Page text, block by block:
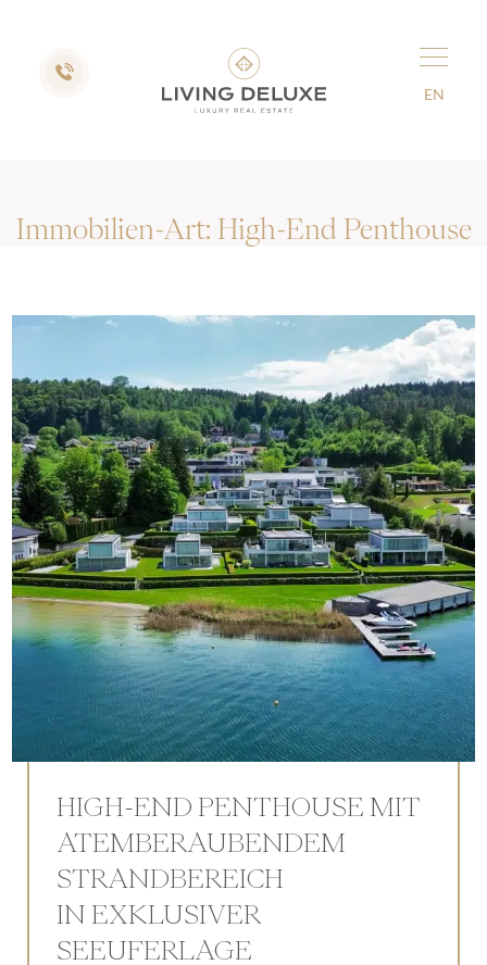
EN
Immobilien-Art: High-End Penthouse
HIGH-END PENTHOUSE MIT
ATEMBERAUBENDEM
STRANDBEREICH
IN EXKLUSIVER
SEEUFERLAGE